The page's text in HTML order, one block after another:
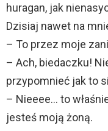
huragan, jak
Dzisiaj nawet na
– To przez moje
– Ach, biedaczku!
przypomnieć jak to
– Nieeee… to
jesteś moją żoną.